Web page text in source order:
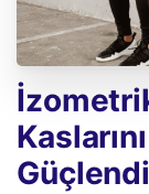
Kaslarını